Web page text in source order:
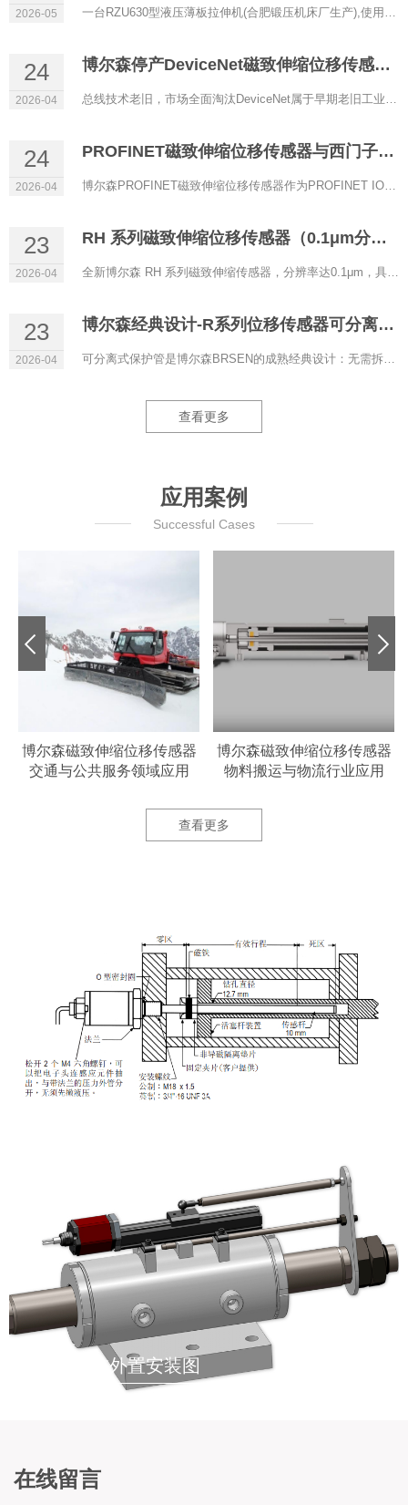
2026-05
24
2026-04
博尔森停产DeviceNet磁致伸缩位移传感器的原因
24
2026-04
PROFINET磁致伸缩位移传感器与西门子PLC通讯配置
23
2026-04
RH 系列磁致伸缩位移传感器（0.1μm分辨率）
23
2026-04
博尔森经典设计-R系列位移传感器可分离式保护管
查看更多
应用案例
Successful Cases
博尔森磁致伸缩位移传感器
交通与公共服务领域应用
博尔森磁致伸缩位移传感器
物料搬运与物流行业应用
查看更多
液压油缸内置安装示意图
液压油缸外置安装图
在线留言